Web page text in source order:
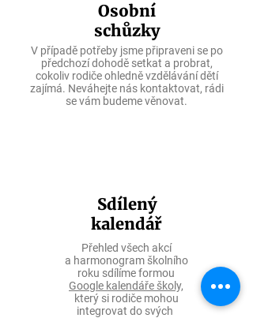
Osobní
schůzky
V případě potřeby jsme připraveni se po
předchozí dohodě setkat a probrat,
cokoliv rodiče ohledně vzdělávání dětí
zajímá. Neváhejte nás kontaktovat, rádi
se vám budeme věnovat.
Sdílený
kalendář
Přehled všech akcí
a harmonogram školního
roku sdílíme formou
Google kalendáře školy,
který si rodiče mohou
integrovat do svých